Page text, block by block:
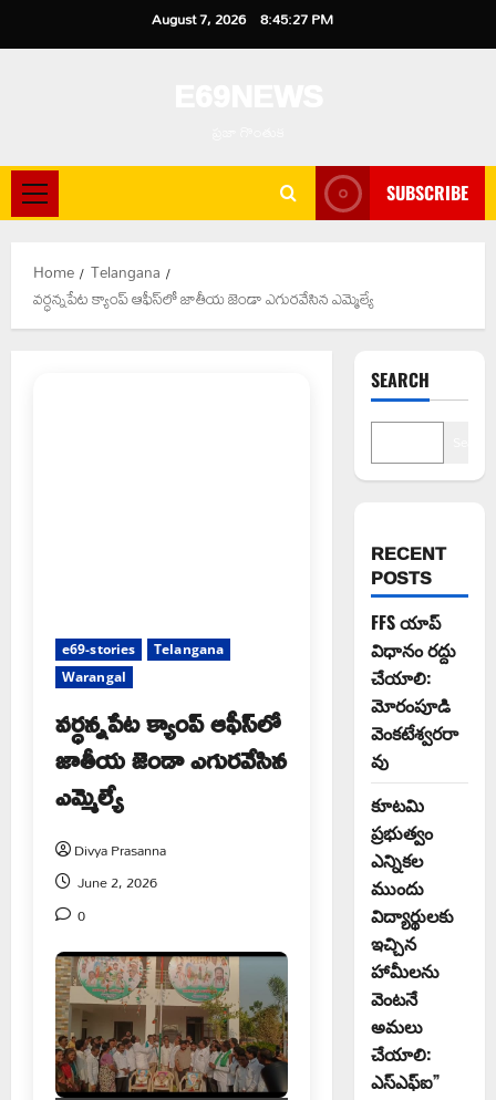
to
August 7, 2026 8:45:27 PM
Primary
Menu
SUBSCRIBE
Home Telangana
వర్ధన్నపేట క్యాంప్ ఆఫీస్‌లో జాతీయ జెండా ఎగురవేసిన ఎమ్మెల్యే
e69-stories
Telangana
Warangal
వర్ధన్నపేట క్యాంప్ ఆఫీస్‌లో
జాతీయ జెండా ఎగురవేసిన
ఎమ్మెల్యే
Divya Prasanna
June 2, 2026
0
SEARCH
RECENT
POSTS
FFS యాప్
విధానం రద్దు
చేయాలి:
మోరంపూడి
వెంకటేశ్వరరా
వు
కూటమి
ప్రభుత్వం
ఎన్నికల
ముందు
విద్యార్థులకు
ఇచ్చిన
హామీలను
వెంటనే
అమలు
చేయాలి:
ఎస్ఎఫ్ఐ”